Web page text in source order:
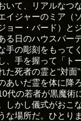
いて、リアルなつ
イジャーのミア（
ョー・バード）と
る日のハウスパー
手の彫刻をもってく
、手を握って「ト
た死者の霊と“対
あいだ霊を体に降
代の若者が黒魔術
しかし儀式がおこ
な場所だ。ひとり